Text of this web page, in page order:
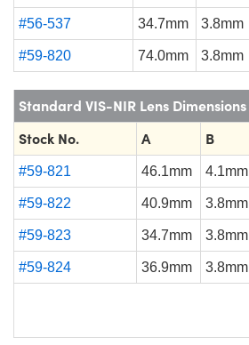
#56-537 34.7mm 3.8mm
#59-820 74.0mm 3.8mm
Standard VIS-NIR Lens Dimensions
Stock No.
A B
#59-821 46.1mm 4.1mm
#59-822 40.9mm 3.8mm
#59-823 34.7mm 3.8mm
#59-824 36.9mm 3.8mm